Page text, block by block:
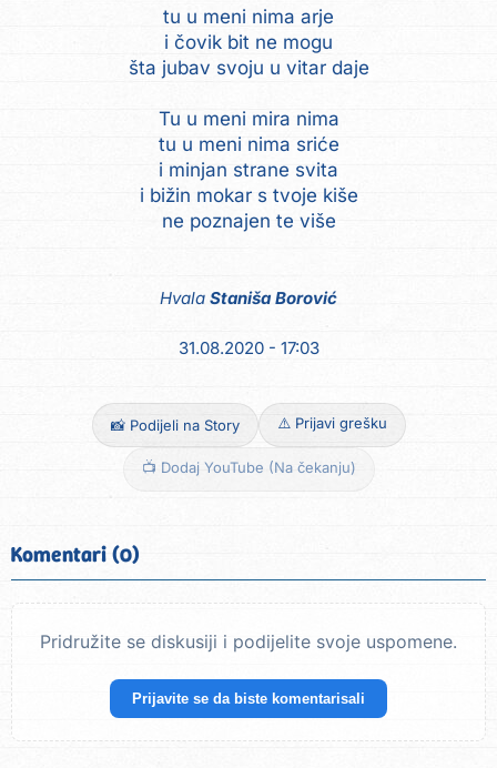
tu u meni nima arje
i čovik bit ne mogu
šta jubav svoju u vitar daje
Tu u meni mira nima
tu u meni nima sriće
i minjan strane svita
i bižin mokar s tvoje kiše
ne poznajen te više
Hvala Staniša Borović
31.08.2020 - 17:03
📸 Podijeli na Story ⚠️ Prijavi grešku
📺 Dodaj YouTube (Na čekanju)
Komentari (0)
Pridružite se diskusiji i podijelite svoje uspomene.
Prijavite se da biste komentarisali